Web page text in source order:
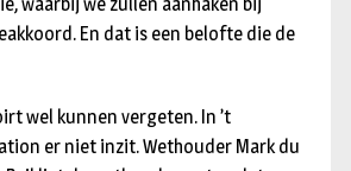
En dat is een belofte die de
wel kunnen vergeten. In ’t
er niet inzit. Wethouder Mark du